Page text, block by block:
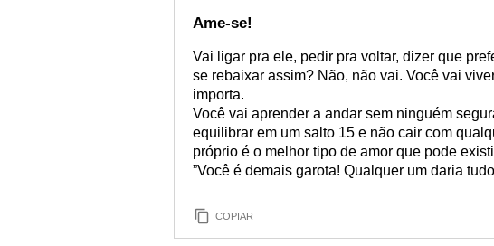
Ame-se!
Vai ligar pra ele, pedir pra voltar, dizer que
se rebaixar assim? Não, não vai. Você vai
importa.
Você vai aprender a andar sem ninguém
equilibrar em um salto 15 e não cair com
próprio é o melhor tipo de amor que pode
”Você é demais garota! Qualquer um daria
COPIAR